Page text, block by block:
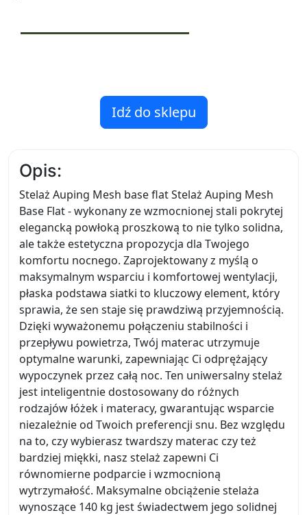
Idź do sklepu
Opis:
Stelaż Auping Mesh base flat Stelaż Auping Mesh
Base Flat - wykonany ze wzmocnionej stali pokrytej
elegancką powłoką proszkową to nie tylko solidna,
ale także estetyczna propozycja dla Twojego
komfortu nocnego. Zaprojektowany z myślą o
maksymalnym wsparciu i komfortowej wentylacji,
płaska podstawa siatki to kluczowy element, który
sprawia, że sen staje się prawdziwą przyjemnością.
Dzięki wyważonemu połączeniu stabilności i
przepływu powietrza, Twój materac utrzymuje
optymalne warunki, zapewniając Ci odprężający
wypoczynek przez całą noc. Ten uniwersalny stelaż
jest inteligentnie dostosowany do różnych
rodzajów łóżek i materacy, gwarantując wsparcie
niezależnie od Twoich preferencji snu. Bez względu
na to, czy wybierasz twardszy materac czy też
bardziej miękki, nasz stelaż zapewni Ci
równomierne podparcie i wzmocnioną
wytrzymałość. Maksymalne obciążenie stelaża
wynoszące 140 kg jest świadectwem jego solidnej